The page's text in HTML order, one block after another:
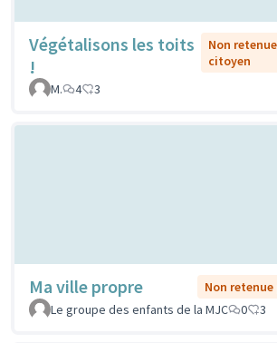
Végétalisons les toits
!
Non
citoyen
M.
4 3
Ma ville propre
Non
Le groupe des enfants de la MJC
0 3